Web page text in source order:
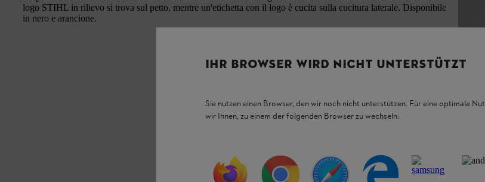
logo STIHL in rilievo si trova sul petto, mentre un'etichetta con il logo è cucita sulla cucitura laterale. Disponibile
in nero e arancione.
IHR BROWSER WIRD NICHT UNTERSTÜTZT
Sie nutzen einen Browser, den wir noch nicht unterstützen. Für eine optimale
wir Ihnen, zu einem der folgenden Browser zu wechseln: